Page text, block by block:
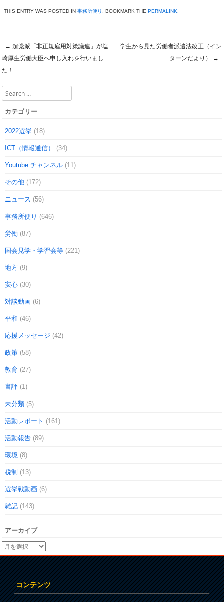
THIS ENTRY WAS POSTED IN 事務所便り . BOOKMARK THE PERMALINK
Post navigation
← 超党派「非正規雇用対策議連」が塩
崎厚生労働大臣へ申し入れを行いまし
た！
学生から見た労働者派遣法改正（イン
ターンだより）
→
Search
カテゴリー
2022選挙 (18)
ICT（情報通信） (34)
Youtube チャンネル (11)
その他 (172)
ニュース (56)
事務所便り (646)
労働 (87)
国会見学・学習会等 (221)
地方 (9)
安心 (30)
対談動画 (6)
平和 (46)
応援メッセージ (42)
政策 (58)
教育 (27)
書評 (1)
未分類 (5)
活動レポート (161)
活動報告 (89)
環境 (8)
税制 (13)
選挙戦動画 (6)
雑記 (143)
アーカイブ
コンテンツ